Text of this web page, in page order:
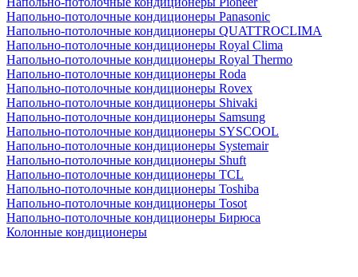
Напольно-потолочные кондиционеры Panasonic
Напольно-потолочные кондиционеры QUATTROCLIMA
Напольно-потолочные кондиционеры Royal Clima
Напольно-потолочные кондиционеры Royal Thermo
Напольно-потолочные кондиционеры Roda
Напольно-потолочные кондиционеры Rovex
Напольно-потолочные кондиционеры Shivaki
Напольно-потолочные кондиционеры Samsung
Напольно-потолочные кондиционеры SYSCOOL
Напольно-потолочные кондиционеры Systemair
Напольно-потолочные кондиционеры Shuft
Напольно-потолочные кондиционеры TCL
Напольно-потолочные кондиционеры Toshiba
Напольно-потолочные кондиционеры Tosot
Напольно-потолочные кондиционеры Бирюса
Колонные кондиционеры